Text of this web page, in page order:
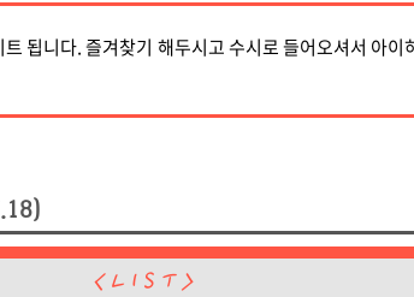
됩니다. 즐겨찾기 해두시고 수시로 들어오셔서 아이